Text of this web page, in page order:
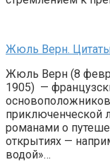
Жюль Верн. Цитаты
Жюль Верн (8
1905) —
основоположников
приключенческой
романами о
открытиях —
водой»…